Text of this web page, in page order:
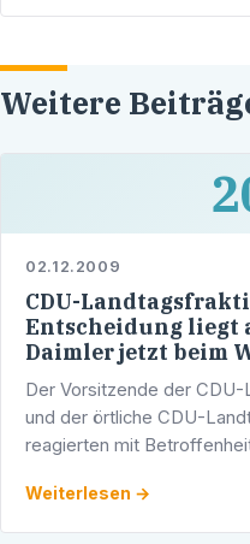
Weitere
02.12.2009
CDU-
Entscheidung liegt
Daimler jetzt beim
Der Vorsitzende der
und der örtliche CDU-
reagierten mit
Weiterlesen →